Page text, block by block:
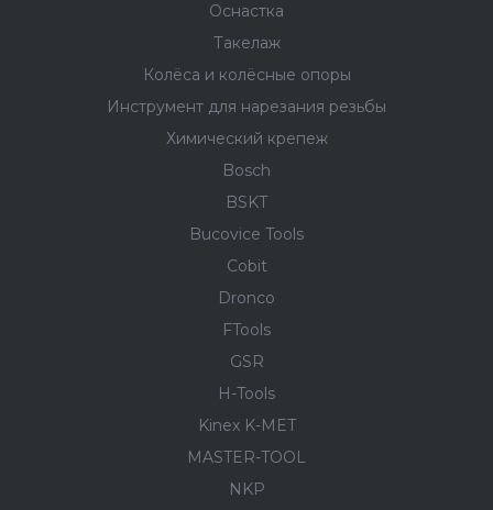
Оснастка
Такелаж
Колёса и колëсные опоры
Инструмент для нарезания резьбы
Химический крепеж
Bosch
BSKT
Bucovice Tools
Cobit
Dronco
FTools
GSR
H-Tools
Kinex K-MET
MASTER-TOOL
NKP